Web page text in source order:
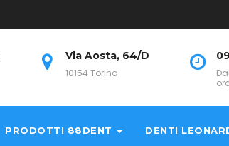
Via Aosta, 64/D
10154 Torino
PRODOTTI 88DENT DENTI